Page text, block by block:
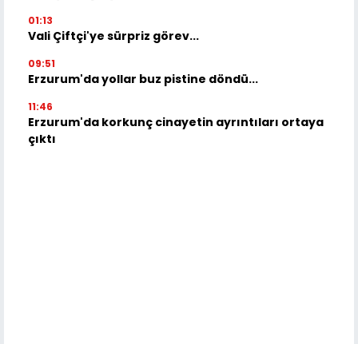
01:13
Vali Çiftçi'ye sürpriz görev...
09:51
Erzurum'da yollar buz pistine döndü...
11:46
Erzurum'da korkunç cinayetin ayrıntıları ortaya
çıktı